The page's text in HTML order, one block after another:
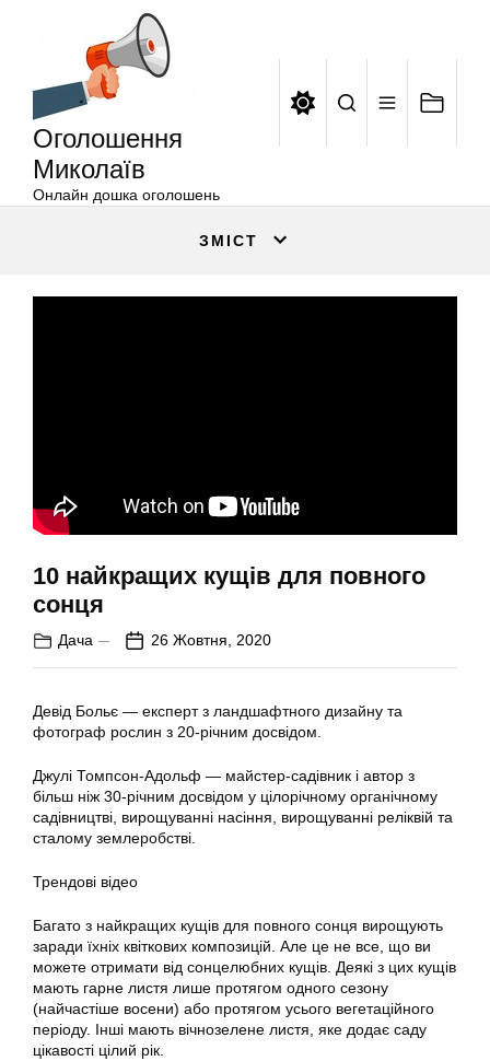
Оголошення
Миколаїв
Онлайн дошка оголошень
ЗМІСТ
10 найкращих кущів для повного
сонця
Дача 26 Жовтня, 2020
Девід Больє — експерт з ландшафтного дизайну та
фотограф рослин з 20-річним досвідом.
Джулі Томпсон-Адольф — майстер-садівник і автор з
більш ніж 30-річним досвідом у цілорічному органічному
садівництві, вирощуванні насіння, вирощуванні реліквій та
сталому землеробстві.
Трендові відео
Багато з найкращих кущів для повного сонця вирощують
заради їхніх квіткових композицій. Але це не все, що ви
можете отримати від сонцелюбних кущів. Деякі з цих кущів
мають гарне листя лише протягом одного сезону
(найчастіше восени) або протягом усього вегетаційного
періоду. Інші мають вічнозелене листя, яке додає саду
цікавості цілий рік.